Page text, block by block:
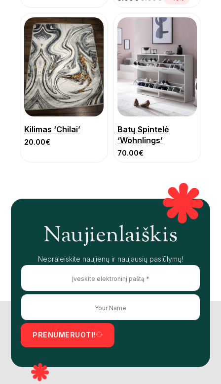
Kilimas ‘Chilai’
20.00€
Batų Spintelė
‘Wohnlings’
70.00€
Naujienlaiškis
Nepraleiskite naujienų ir naujausių pasiūlymų!
PRENUMERUOTI!